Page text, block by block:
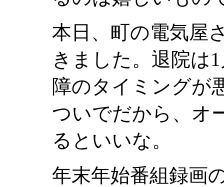
本日、町の電気屋
きました。退院は
障のタイミングが
ついでだから、オ
るといいな。
年末年始番組録画